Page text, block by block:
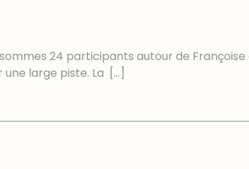
24 participants autour de
large piste. La
[…]